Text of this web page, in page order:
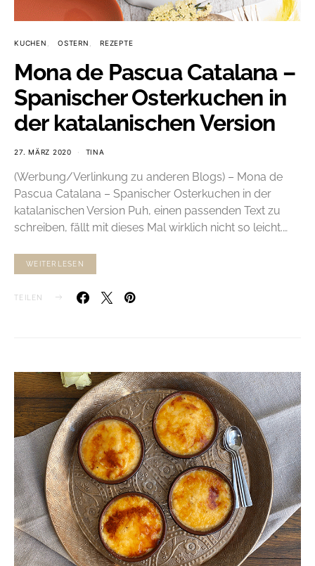
KUCHEN OSTERN REZEPTE
Mona de Pascua Catalana –
Spanischer Osterkuchen in
der katalanischen Version
27. MÄRZ 2020 TINA
(Werbung/Verlinkung zu anderen Blogs) – Mona de
Pascua Catalana – Spanischer Osterkuchen in der
katalanischen Version Puh, einen passenden Text zu
schreiben, fällt mit dieses Mal wirklich nicht so leicht.…
WEITERLESEN
TEILEN